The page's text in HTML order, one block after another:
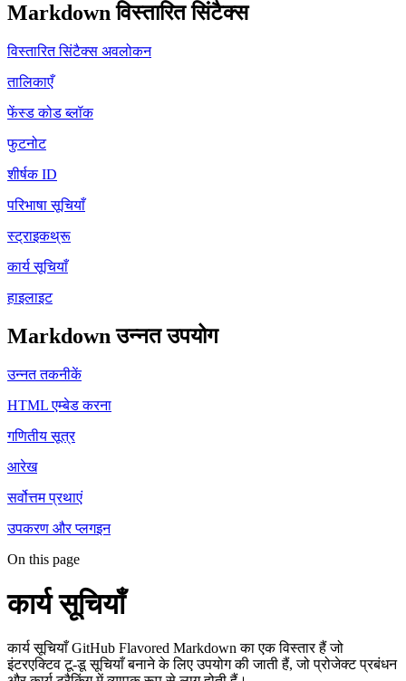
Markdown विस्तारित सिंटैक्स
विस्तारित सिंटैक्स अवलोकन
तालिकाएँ
फेंस्ड कोड ब्लॉक
फुटनोट
शीर्षक ID
परिभाषा सूचियाँ
स्ट्राइकथ्रू
कार्य सूचियाँ
हाइलाइट
Markdown उन्नत उपयोग
उन्नत तकनीकें
HTML एम्बेड करना
गणितीय सूत्र
आरेख
सर्वोत्तम प्रथाएं
उपकरण और प्लगइन
On this page
कार्य सूचियाँ
कार्य सूचियाँ GitHub Flavored Markdown का एक विस्तार हैं जो
इंटरएक्टिव टू-डू सूचियाँ बनाने के लिए उपयोग की जाती हैं, जो प्रोजेक्ट प्रबंधन